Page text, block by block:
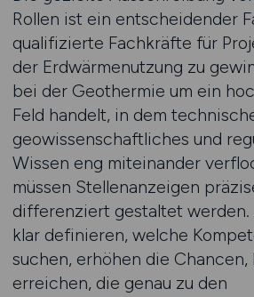
Rollen ist ein entscheidender
qualifizierte Fachkräfte für
der Erdwärmenutzung zu
bei der Geothermie um ein
Feld handelt, in dem
geowissenschaftliches und
Wissen eng miteinander
müssen Stellenanzeigen
differenziert gestaltet
klar definieren, welche
suchen, erhöhen die Chancen,
erreichen, die genau zu den